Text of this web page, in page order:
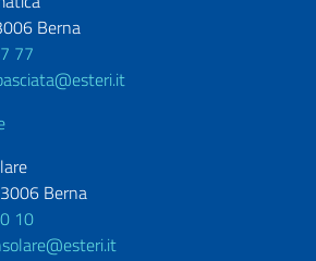
Berna
77
Berna
10